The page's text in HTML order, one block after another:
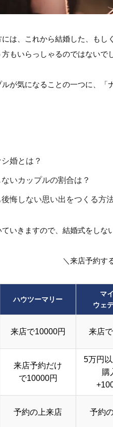
は、これから結婚した、も
もいらっしゃるのではないで
が気になることの一つに、
婚とは？
いカップルの割合は？
悔しない思い出をつくる方
いきますので、結婚式をしな
＼来店予約す
ハウツーマリー
マ
ウェ
来店で10000円 来店
来店予約だけ
で10000円
5万円
購
予約の上来店 予約